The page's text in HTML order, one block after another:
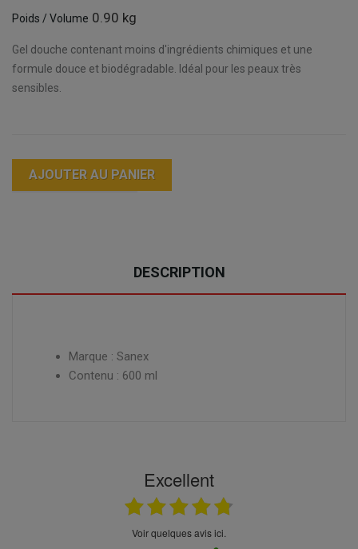
Poids / Volume 0.90 kg
Gel douche contenant moins d'ingrédients chimiques et une
formule douce et biodégradable. Idéal pour les peaux très
sensibles.
AJOUTER AU PANIER
DESCRIPTION
Marque : Sanex
Contenu : 600 ml
Excellent
Voir quelques avis ici.